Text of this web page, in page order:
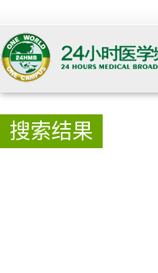
搜索结果